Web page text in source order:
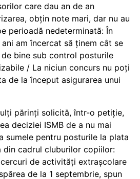
care dau an de an
obțin note mari, dar nu au
perioadă nedeterminată: În
am încercat să ținem cât se
bine sub control posturile
/ La niciun concurs nu poți
de la început asigurarea unui
părinți solicită, într-o petiție,
deciziei ISMB de a nu mai
sumele pentru posturile la plata
din cadrul cluburilor copiilor:
de activități extrașcolare
de la 1 septembrie, spun